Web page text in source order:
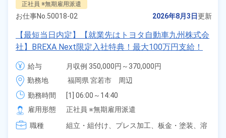
正社員 ※無期雇用派遣
お仕事No. 50018-02 2026年8月3日更新
【最短当日内定】【就業先はトヨタ自動車九州株式会
社】BREXA Next限定入社特典！最大100万円支給！
寮費無料！昇給＆業績賞与あり！相当支給★大手自動
車メーカーで車の組立・溶接・塗装作業！未経験歓迎
♪昇給＆業績賞与など各種手当も充実！備品付き1R寮
完備♪カバン一つで赴任OK！20代～30代の男女活躍
中！格安食堂あり♪生活支援物資事前対応可◎《福岡
県宮若市》
給与
月収例 350,000円～370,000円
給与 255,000円～255,000円
勤務地
福岡県 宮若市　周辺
勤務時間
[1] 06:00～14:40
[2] 16:00～00:40
[3] 16:30～01:10
[4] 15:20～00:00
雇用形態
正社員 ※無期雇用派遣
職種
組立・組付け、 プレス加工、 板金・塗装、 溶